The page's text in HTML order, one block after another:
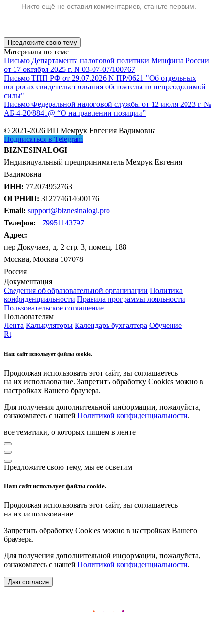
Никто ещё не оставил комментариев, станьте первым.
Предложите свою тему
Материалы по теме
Письмо Департамента налоговой политики Минфина России
от 17 октября 2025 г. N 03-07-07/100767
Письмо ТПП РФ от 29.07.2026 N ПР/0621 "Об отдельных
вопросах свидетельствования обстоятельств непреодолимой
силы"
Письмо Федеральной налоговой службы от 12 июля 2023 г. №
АБ-4-20/8841@ “О направлении позиции”
© 2021-2026 ИП Мемрук Евгения Вадимовна
Подписаться в Telegram
BIZNESINALOGI
Индивидуальный предприниматель Мемрук Евгения
Вадимовна
ИНН: 772074952763
ОГРНИП: 312774614600176
Email: support@biznesinalogi.pro
Телефон: +79951143797
Адрес:
пер Докучаев, д. 2 стр. 3, помещ. 188
Москва, Москва 107078
Россия
Документация
Сведения об образовательной организации Политика
конфиденциальности Правила программы лояльности
Пользовательское соглашение
Пользователям
Лента Калькуляторы Календарь бухгалтера Обучение
Rt
Наш сайт использует файлы cookie.
Продолжая использовать этот сайт, вы соглашаетесь
на их использование. Запретить обработку Cookies можно в
настройках Вашего браузера.
Для получения дополнительной информации, пожалуйста,
ознакомьтесь с нашей Политикой конфиденциальности.
все тематики, о которых пишем в ленте
Предложите свою тему, мы её осветим
Наш сайт использует файлы cookie.
Продолжая использовать этот сайт, вы соглашаетесь
на их использование.
Запретить обработку Cookies можно в настройках Вашего
браузера.
Для получения дополнительной информации, пожалуйста,
ознакомьтесь с нашей Политикой конфиденциальности.
Даю согласие